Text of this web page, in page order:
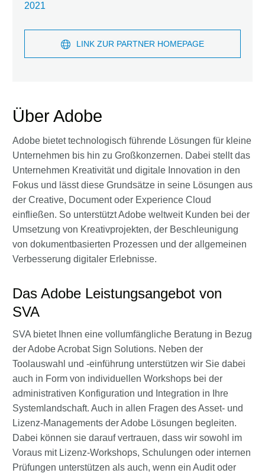
Über Adobe
Adobe bietet technologisch führende Lösungen für kleine
Unternehmen bis hin zu Großkonzernen. Dabei stellt das
Unternehmen Kreativität und digitale Innovation in den
Fokus und lässt diese Grundsätze in seine Lösungen aus
der Creative, Document oder Experience Cloud
einfließen. So unterstützt Adobe weltweit Kunden bei der
Umsetzung von Kreativprojekten, der Beschleunigung
von dokumentbasierten Prozessen und der allgemeinen
Verbesserung digitaler Erlebnisse.
Das Adobe Leistungsangebot von
SVA
SVA bietet Ihnen eine vollumfängliche Beratung in Bezug
der Adobe Acrobat Sign Solutions. Neben der
Toolauswahl und -einführung unterstützen wir Sie dabei
auch in Form von individuellen Workshops bei der
administrativen Konfiguration und Integration in Ihre
Systemlandschaft. Auch in allen Fragen des Asset- und
Lizenz-Managements der Adobe Lösungen begleiten.
Dabei können sie darauf vertrauen, dass wir sowohl im
Voraus mit Lizenz-Workshops, Schulungen oder internen
Prüfungen unterstützen als auch, wenn ein Audit oder
2021
LINK ZUR PARTNER HOMEPAGE